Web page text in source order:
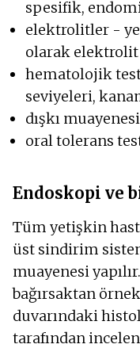
spesifik,
elektrolitler -
olarak
hematolojik
seviyeleri,
dışkı
oral tolerans
Endoskopi ve
Tüm yetişkin
üst sindirim
muayenesi
bağırsaktan
duvarındaki
tarafından